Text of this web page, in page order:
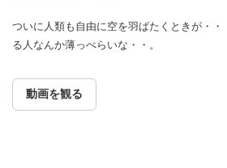
ついに人類も自由に空を羽ばたくときが・
る人なんか薄っぺらいな・・。
動画を観る